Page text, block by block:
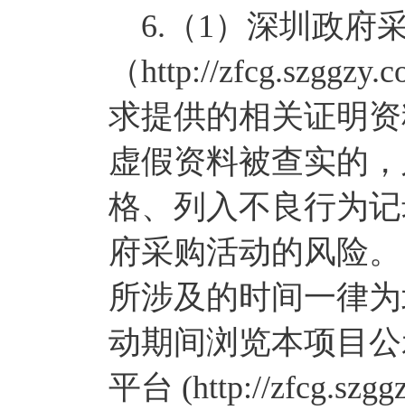
6.（1）深圳政府
（http://
求提供的相关证明
虚假资料被查实的
格、列入不良行为
府采购活动的风险
所涉及的时间一律
动期间浏览本项目
平台 (http://